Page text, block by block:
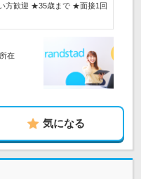
方歓迎 ★35歳まで ★面接1回
在
気になる